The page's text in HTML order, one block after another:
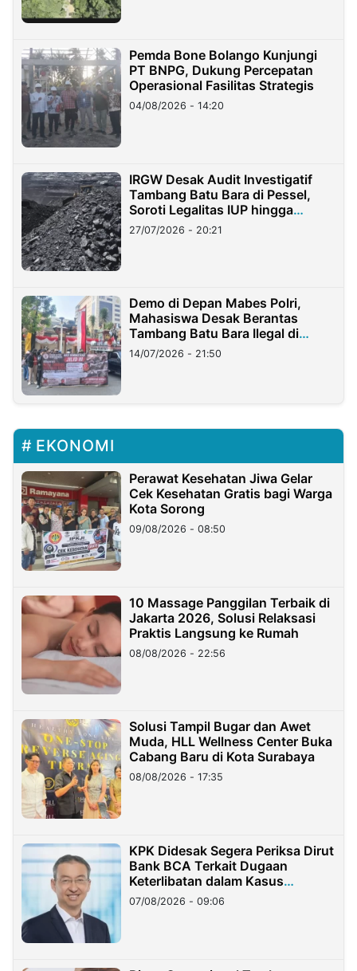
Pemda Bone Bolango Kunjungi
PT BNPG, Dukung Percepatan
Operasional Fasilitas Strategis
04/08/2026 - 14:20
IRGW Desak Audit Investigatif
Tambang Batu Bara di Pessel,
Soroti Legalitas IUP hingga
Stockpile
27/07/2026 - 20:21
Demo di Depan Mabes Polri,
Mahasiswa Desak Berantas
Tambang Batu Bara Ilegal di
Lampung
14/07/2026 - 21:50
EKONOMI
Perawat Kesehatan Jiwa Gelar
Cek Kesehatan Gratis bagi Warga
Kota Sorong
09/08/2026 - 08:50
10 Massage Panggilan Terbaik di
Jakarta 2026, Solusi Relaksasi
Praktis Langsung ke Rumah
08/08/2026 - 22:56
Solusi Tampil Bugar dan Awet
Muda, HLL Wellness Center Buka
Cabang Baru di Kota Surabaya
08/08/2026 - 17:35
KPK Didesak Segera Periksa Dirut
Bank BCA Terkait Dugaan
Keterlibatan dalam Kasus
Hilangnya Dana Nasabah Rp2,58
Miliar
07/08/2026 - 09:06